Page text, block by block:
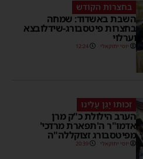
בחצרות הקודש
השבת באשדוד: שמחה
בחצרות פיטסבורג-שידלובצא
וערלוי
יוסי יחזקאלי 12:24
זְכוּתוֹ יָגֵן עָלֵינוּ
הערב הילולת כ"ק מרן
אדמו"ר ה'תפארת מרדכי'
מפיטסבורג זצוקללה"ה
יוסי יחזקאלי 20:39